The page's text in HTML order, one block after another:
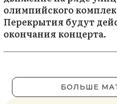
олимпийского
Перекрытия будут
окончания концерта.
БОЛЬШЕ